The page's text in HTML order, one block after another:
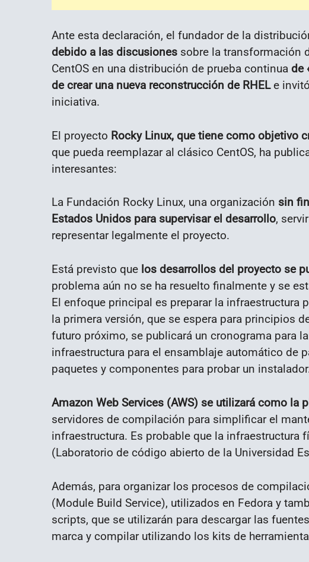
Ante esta declaración, el fundador de la
debido a las discusiones sobre la transformación
CentOS en una distribución de prueba continua de
de crear una nueva reconstrucción de RHELe
iniciativa.
El proyecto Rocky Linux, que tiene como objetivo
que pueda reemplazar al clásico CentOS, ha
interesantes:
La Fundación Rocky Linux, una organización sin
Estados Unidos para supervisar el desarrollo,
representar legalmente el proyecto.
Está previsto que los desarrollos del proyecto se
problema aún no se ha resuelto finalmente y se
El enfoque principal es preparar la infraestructura
la primera versión, que se espera para principios
futuro próximo, se publicará un cronograma para
infraestructura para el ensamblaje automático de
paquetes y componentes para probar un
Amazon Web Services (AWS) se utilizará como la
servidores de compilación para simplificar el
infraestructura. Es probable que la infraestructura
(Laboratorio de código abierto de la Universidad
Además, para organizar los procesos de
(Module Build Service), utilizados en Fedora y
scripts, que se utilizarán para descargar las
marca y compilar utilizando los kits de